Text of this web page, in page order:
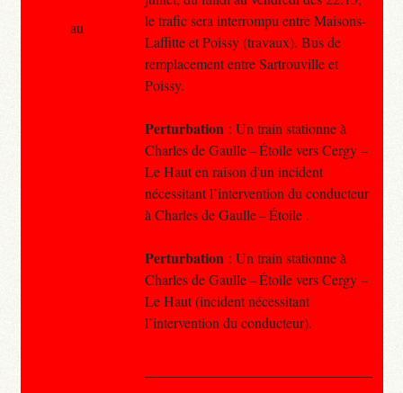
le trafic sera interrompu entre Maisons-
Laffitte et Poissy (travaux). Bus de
remplacement entre Sartrouville et
Poissy.
Perturbation : Un train stationne à
Charles de Gaulle – Étoile vers Cergy –
Le Haut en raison d'un incident
nécessitant l’intervention du conducteur
à Charles de Gaulle – Étoile .
Perturbation : Un train stationne à
Charles de Gaulle – Étoile vers Cergy –
Le Haut (incident nécessitant
l’intervention du conducteur).
au